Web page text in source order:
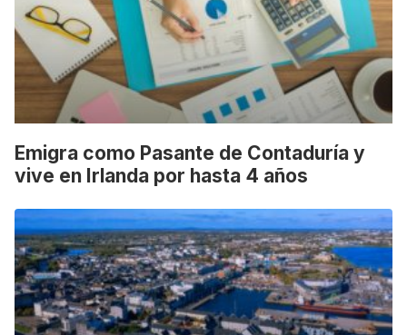
Emigra como Pasante de Contaduría y
vive en Irlanda por hasta 4 años